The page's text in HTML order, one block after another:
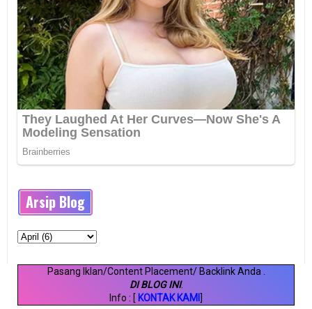
Arsip Blog
Pasang Iklan/Content Placement/ Backlink Anda .
DI BLOG INI.
Info : [ KONTAK KAMI ]